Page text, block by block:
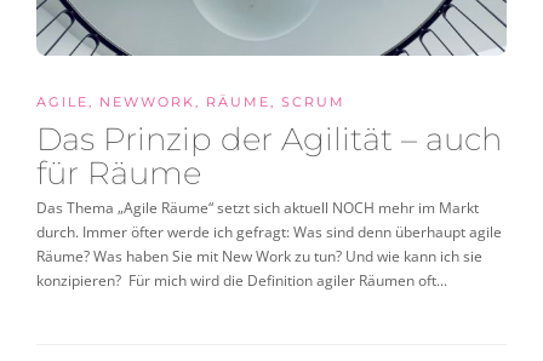
AGILE, NEWWORK, RÄUME, SCRUM
Das Prinzip der Agilität – auch
für Räume
Das Thema „Agile Räume“ setzt sich aktuell NOCH mehr im Markt
durch. Immer öfter werde ich gefragt: Was sind denn überhaupt agile
Räume? Was haben Sie mit New Work zu tun? Und wie kann ich sie
konzipieren? Für mich wird die Definition agiler Räumen oft...